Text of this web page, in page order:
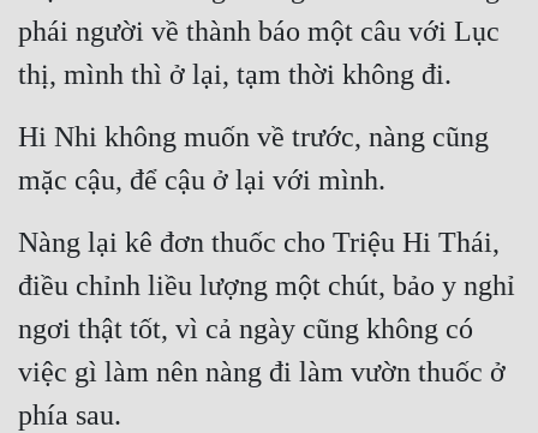
phái người về thành báo một câu với Lục
thị, mình thì ở lại, tạm thời không đi.
Hi Nhi không muốn về trước, nàng cũng
mặc cậu, để cậu ở lại với mình.
Nàng lại kê đơn thuốc cho Triệu Hi Thái,
điều chỉnh liều lượng một chút, bảo y nghỉ
ngơi thật tốt, vì cả ngày cũng không có
việc gì làm nên nàng đi làm vườn thuốc ở
phía sau.